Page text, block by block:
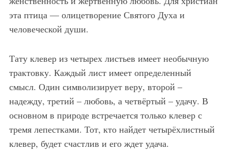
эта птица — олицетворение Святого Духа и
человеческой души.
Тату клевер из четырех листьев имеет необычную
трактовку. Каждый лист имеет определенный
смысл. Один символизирует веру, второй –
надежду, третий – любовь, а четвёртый – удачу. В
основном в природе встречается только клевер с
тремя лепестками. Тот, кто найдет четырёхлистный
клевер, будет счастлив и его ждет удача.